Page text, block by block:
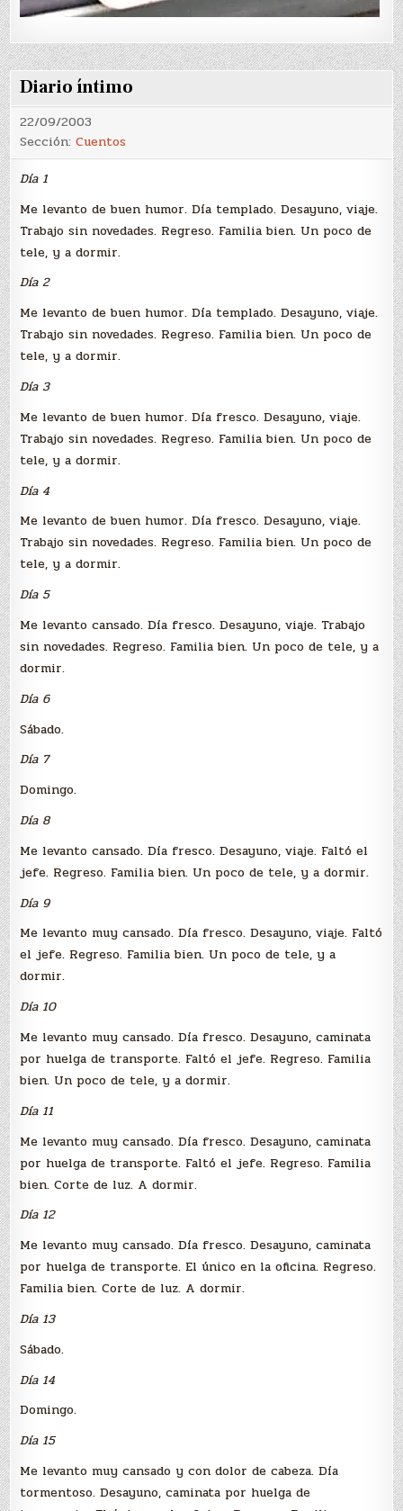
Diario íntimo
22/09/2003
Sección:Cuentos
Día 1
Me levanto de buen humor. Día templado. Desayuno, viaje.
Trabajo sin novedades. Regreso. Familia bien. Un poco de
tele, y a dormir.
Día 2
Me levanto de buen humor. Día templado. Desayuno, viaje.
Trabajo sin novedades. Regreso. Familia bien. Un poco de
tele, y a dormir.
Día 3
Me levanto de buen humor. Día fresco. Desayuno, viaje.
Trabajo sin novedades. Regreso. Familia bien. Un poco de
tele, y a dormir.
Día 4
Me levanto de buen humor. Día fresco. Desayuno, viaje.
Trabajo sin novedades. Regreso. Familia bien. Un poco de
tele, y a dormir.
Día 5
Me levanto cansado. Día fresco. Desayuno, viaje. Trabajo
sin novedades. Regreso. Familia bien. Un poco de tele, y a
dormir.
Día 6
Sábado.
Día 7
Domingo.
Día 8
Me levanto cansado. Día fresco. Desayuno, viaje. Faltó el
jefe. Regreso. Familia bien. Un poco de tele, y a dormir.
Día 9
Me levanto muy cansado. Día fresco. Desayuno, viaje. Faltó
el jefe. Regreso. Familia bien. Un poco de tele, y a
dormir.
Día 10
Me levanto muy cansado. Día fresco. Desayuno, caminata
por huelga de transporte. Faltó el jefe. Regreso. Familia
bien. Un poco de tele, y a dormir.
Día 11
Me levanto muy cansado. Día fresco. Desayuno, caminata
por huelga de transporte. Faltó el jefe. Regreso. Familia
bien. Corte de luz. A dormir.
Día 12
Me levanto muy cansado. Día fresco. Desayuno, caminata
por huelga de transporte. El único en la oficina. Regreso.
Familia bien. Corte de luz. A dormir.
Día 13
Sábado.
Día 14
Domingo.
Día 15
Me levanto muy cansado y con dolor de cabeza. Día
tormentoso. Desayuno, caminata por huelga de